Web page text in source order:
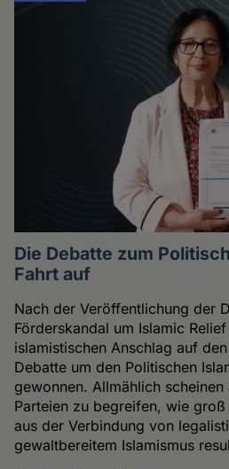
Die Debatte zum
Fahrt auf
Nach der Veröffentlichung der
Förderskandal um Islamic
islamistischen Anschlag auf
Debatte um den Politischen
gewonnen. Allmählich
Parteien zu begreifen, wie
aus der Verbindung von
gewaltbereitem Islamismus